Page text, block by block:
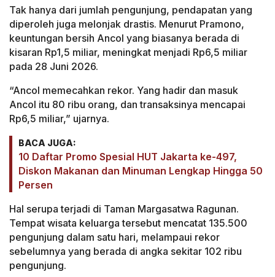
Tak hanya dari jumlah pengunjung, pendapatan yang
diperoleh juga melonjak drastis. Menurut Pramono,
keuntungan bersih Ancol yang biasanya berada di
kisaran Rp1,5 miliar, meningkat menjadi Rp6,5 miliar
pada 28 Juni 2026.
“Ancol memecahkan rekor. Yang hadir dan masuk
Ancol itu 80 ribu orang, dan transaksinya mencapai
Rp6,5 miliar,” ujarnya.
BACA JUGA:
10 Daftar Promo Spesial HUT Jakarta ke-497,
Diskon Makanan dan Minuman Lengkap Hingga 50
Persen
Hal serupa terjadi di Taman Margasatwa Ragunan.
Tempat wisata keluarga tersebut mencatat 135.500
pengunjung dalam satu hari, melampaui rekor
sebelumnya yang berada di angka sekitar 102 ribu
pengunjung.